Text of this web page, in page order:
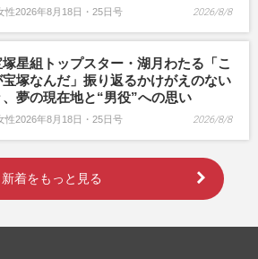
性2026年8月18日・25日号 2026/8/8
塚星組トップスター・湖月わたる「こ
塚なんだ」振り返るかけがえのない
、夢の現在地と“男役”への思い
性2026年8月18日・25日号 2026/8/8
新着をもっと見る